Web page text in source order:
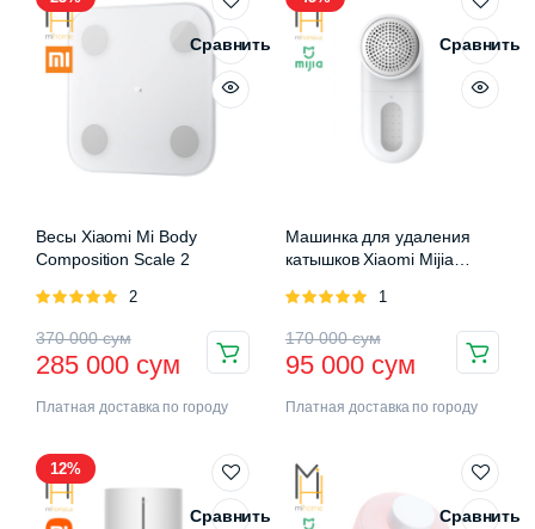
Сравнить
Весы Xiaomi Mi Body
Composition Scale 2
Оценка
2
370 000сум
285 000 сум
Платная доставка по городу
Сравнить
Машинка для удаления
катышков Xiaomi Mijia
Оценка
1
170 000сум
95 000 сум
Платная доставка по городу
12%
Сравнить Сравнить